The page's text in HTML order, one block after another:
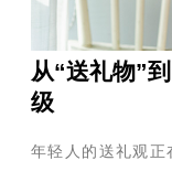
从“送礼物”
级
年轻人的送礼观正